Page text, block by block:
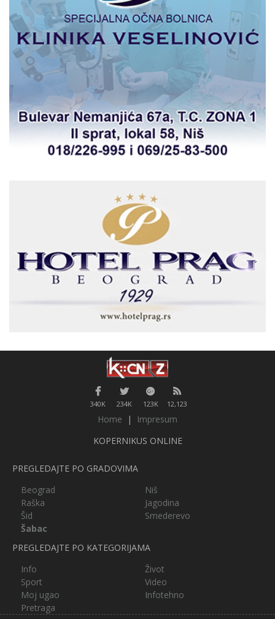
340K 234K 123K 12,123
Home |
Impresum
KOPERNIKUS ONLINE
PREGLEDAJTE PO GRADOVIMA
Beograd
Niš
Raška
Jagodina
Šid
Smederevo
Šabac
PREGLEDAJTE PO KATEGORIJAMA
Info
Život
Sport
Video
Moj ugao
Infotehno
Pretraga